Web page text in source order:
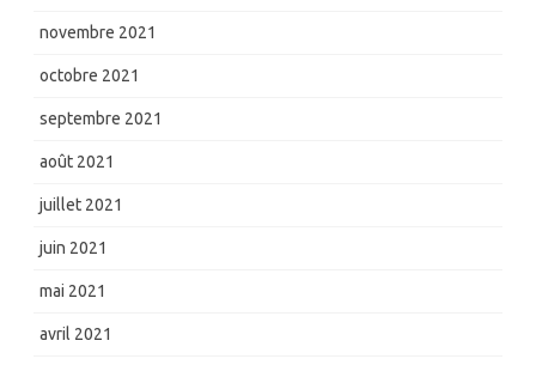
novembre 2021
octobre 2021
septembre 2021
août 2021
juillet 2021
juin 2021
mai 2021
avril 2021